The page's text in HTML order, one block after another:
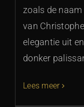
zoals de
van
elegantie uit
donker
Lees meer